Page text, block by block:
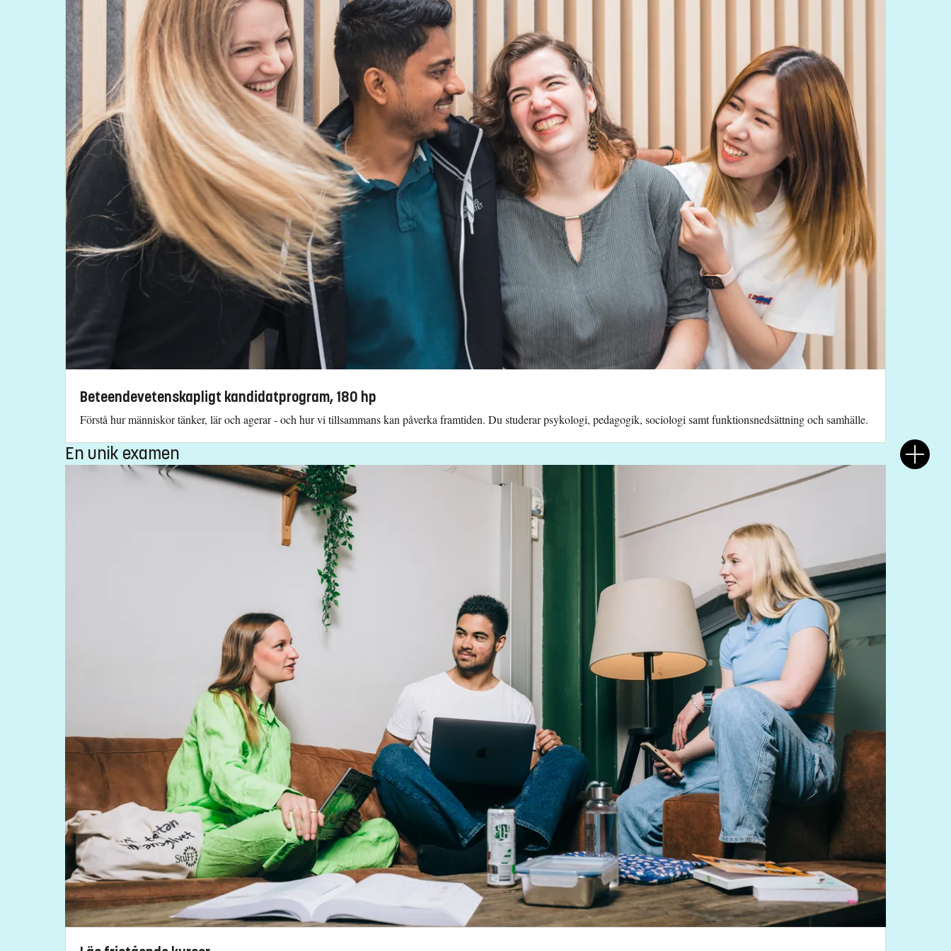
Beteendevetenskapligt kandidatprogram, 180 hp
Förstå hur människor tänker, lär och agerar - och hur vi tillsammans kan påverka framtiden. Du studerar psykologi, pedagogik, sociologi samt funktionsnedsättning och samhälle.
En unik examen